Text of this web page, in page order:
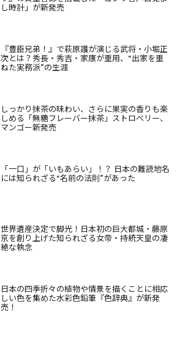
し時計」が新発売
『豊臣兄弟！』で萩原護が演じる武将・小堀正
次とは？秀長・秀吉・家康が重用、“出家を重
ねた実務派”の生涯
しっかり抹茶の味わい、さらに果実の香りも楽
しめる「無糖フレーバー抹茶」ストロベリー、
マンゴー新発売
「一口」が「いもあらい」！？ 日本の難読地名
には知られざる“名前の法則”があった
世界遺産決定で脚光！日本初の巨大都城・藤原
京を創り上げた知られざる女帝・持統天皇の凄
絶な執念
日本の四季折々の植物や情景を描くことに相応
しい色を集めた水彩色鉛筆『色辞典』が新発
売！